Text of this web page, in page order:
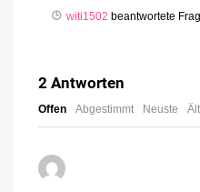
witi1502 beantwortete
2 Antworten
Offen Abgestimmt Neuste